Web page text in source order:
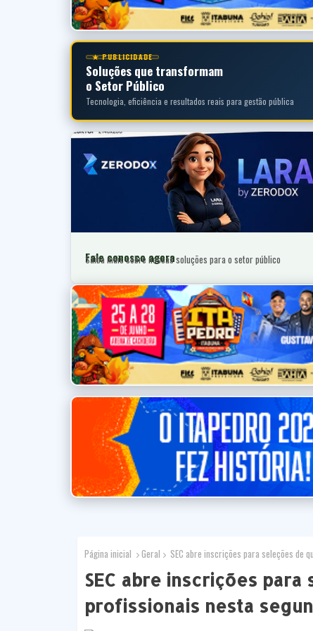
★ PUBLICIDADE
Soluções que transformam
o Setor Público
Tecnologia, eficiência e resultados reais para gestão pública
Fale conosco agora
Saiba mais sobre nossas soluções para o setor público
Página inicial Geral SEC abre inscrições para seleções de
SEC abre inscrições
profissionais nesta